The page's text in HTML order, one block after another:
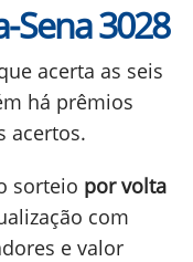
Sena 3028
acerta as seis
há prêmios
acertos.
sorteio por volta
com
e valor